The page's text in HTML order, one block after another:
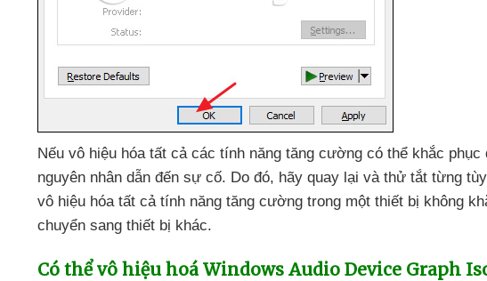
Nếu vô hiệu hóa tất cả các tính năng tăng cường có thể khắc phục
nguyên nhân dẫn đến sự cố. Do đó, hãy quay lại và thử tắt từng
vô hiệu hóa tất cả tính năng tăng cường trong một thiết bị không
chuyển sang thiết bị khác.
Có thể vô hiệu hoá Windows Audio Device Graph